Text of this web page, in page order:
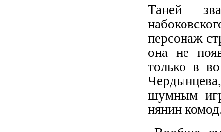
Таней
персонаж
она не
только в
шумным
нянин